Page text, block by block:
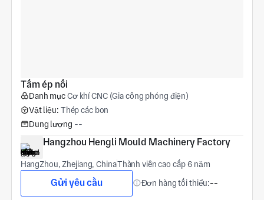
Tấm ép nối
Danh mụcCơ khí CNC (Gia công phóng điện)
Vật liệu: Thép các bon
Dung lượng --
Hangzhou Hengli Mould Machinery Factory
HangZhou, Zhejiang, ChinaThành viên cao cấp 6 năm
Gửi yêu cầu Đơn hàng tối thiểu:--